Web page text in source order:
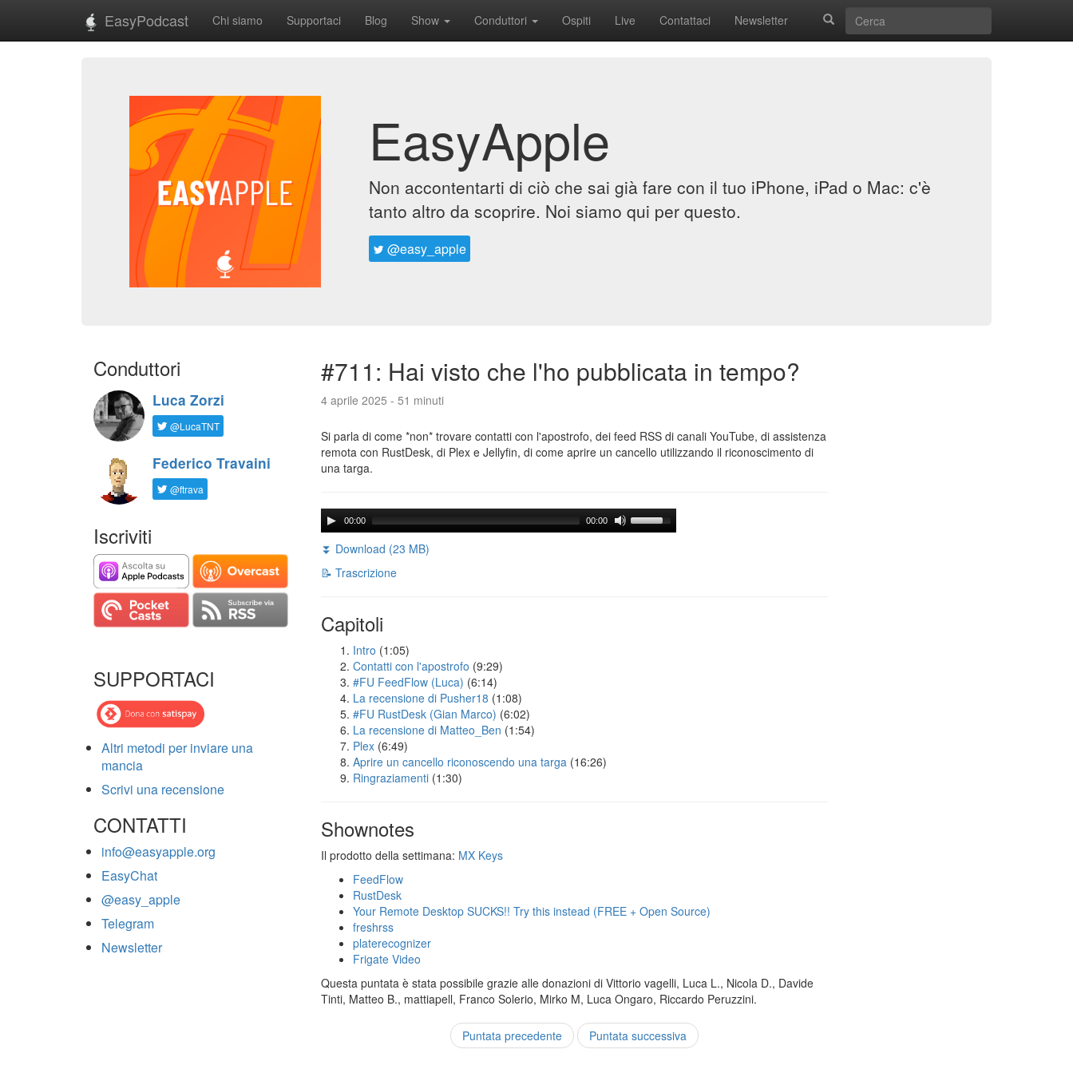
EasyPodcast Chi siamo Supportaci Blog Show Conduttori Ospiti Live Contattaci Newsletter
EasyApple
Non accontentarti di ciò che sai già fare con il tuo iPhone, iPad o Mac: c'è
tanto altro da scoprire. Noi siamo qui per questo.
@easy_apple
Conduttori
Luca Zorzi
@LucaTNT
Federico Travaini
@ftrava
Iscriviti
SUPPORTACI
Altri metodi per inviare una
mancia
Scrivi una recensione
CONTATTI
info@easyapple.org
EasyChat
@easy_apple
Telegram
Newsletter
#711: Hai visto che l'ho pubblicata in tempo?
4 aprile 2025 - 51 minuti
Si parla di come *non* trovare contatti con l'apostrofo, dei feed RSS di canali YouTube, di assistenza
remota con RustDesk, di Plex e Jellyfin, di come aprire un cancello utilizzando il riconoscimento di
una targa.
00:00 00:00
⏬ Download (23 MB)
📝 Trascrizione
Capitoli
Intro (1:05)
Contatti con l'apostrofo (9:29)
#FU FeedFlow (Luca) (6:14)
La recensione di Pusher18 (1:08)
#FU RustDesk (Gian Marco) (6:02)
La recensione di Matteo_Ben (1:54)
Plex (6:49)
Aprire un cancello riconoscendo una targa (16:26)
Ringraziamenti (1:30)
Shownotes
Il prodotto della settimana: MX Keys
FeedFlow
RustDesk
Your Remote Desktop SUCKS!! Try this instead (FREE + Open Source)
freshrss
platerecognizer
Frigate Video
Questa puntata è stata possibile grazie alle donazioni di Vittorio vagelli, Luca L., Nicola D., Davide
Tinti, Matteo B., mattiapell, Franco Solerio, Mirko M, Luca Ongaro, Riccardo Peruzzini.
Puntata precedente Puntata successiva